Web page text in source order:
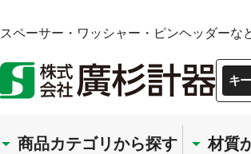
スペーサー・ワッシャー・ピンヘッダーな
キ
商品カテゴリから探す 材質